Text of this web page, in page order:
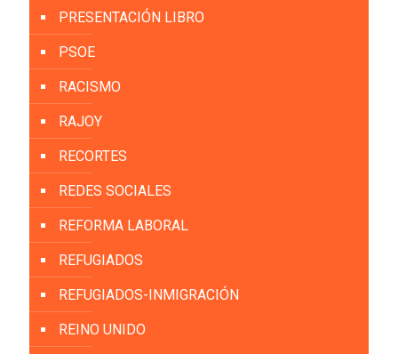
PRESENTACIÓN LIBRO
PSOE
RACISMO
RAJOY
RECORTES
REDES SOCIALES
REFORMA LABORAL
REFUGIADOS
REFUGIADOS-INMIGRACIÓN
REINO UNIDO